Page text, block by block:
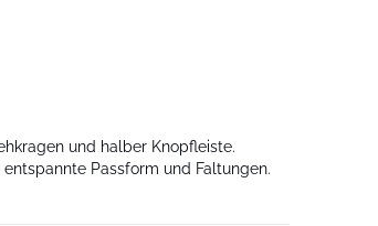
und halber Knopfleiste.
Passform und Faltungen.